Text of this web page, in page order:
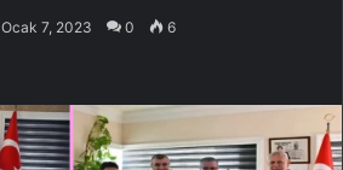
Ocak 7, 2023 0 6